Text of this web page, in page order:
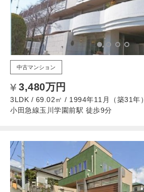
中古マンション
3,480万円
3LDK / 69.02㎡ / 1994年11月（築31年）
小田急線玉川学園前駅 徒歩9分